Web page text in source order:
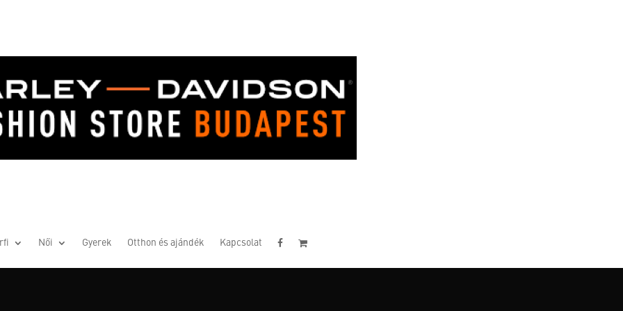
Női Gyerek Otthon és ajándék Kapcsolat